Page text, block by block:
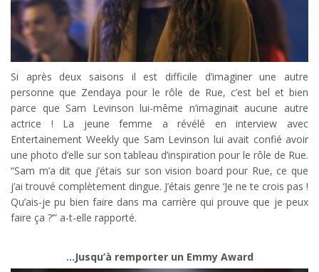
Si après deux saisons il est difficile d’imaginer une autre
personne que Zendaya pour le rôle de Rue, c’est bel et bien
parce que Sam Levinson lui-même n’imaginait aucune autre
actrice ! La jeune femme a révélé en interview avec
Entertainement Weekly que Sam Levinson lui avait confié avoir
une photo d’elle sur son tableau d’inspiration pour le rôle de Rue.
“Sam m’a dit que j’étais sur son vision board pour Rue, ce que
j’ai trouvé complètement dingue. J’étais genre ‘Je ne te crois pas !
Qu’ais-je pu bien faire dans ma carrière qui prouve que je peux
faire ça ?’” a-t-elle rapporté.
…Jusqu’à remporter un Emmy Award